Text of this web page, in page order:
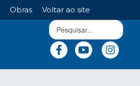
Obras Voltar ao site